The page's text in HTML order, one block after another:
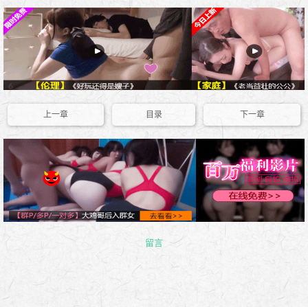
上一章 目录 下一章
留言